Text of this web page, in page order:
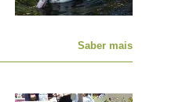
Saber mais